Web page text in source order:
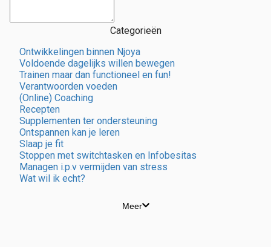
Categorieën
Ontwikkelingen binnen Njoya
Voldoende dagelijks willen bewegen
Trainen maar dan functioneel en fun!
Verantwoorden voeden
(Online) Coaching
Recepten
Supplementen ter ondersteuning
Ontspannen kan je leren
Slaap je fit
Stoppen met switchtasken en Infobesitas
Managen i.p.v vermijden van stress
Wat wil ik echt?
Meer